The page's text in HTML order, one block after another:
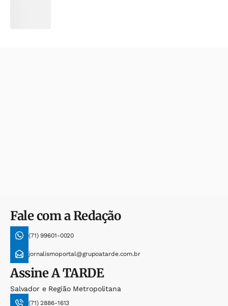
Fale com a Redação
(71) 99601-0020
jornalismoportal@grupoatarde.com.br
AssineA TARDE
Salvador e Região Metropolitana
(71) 2886-1613